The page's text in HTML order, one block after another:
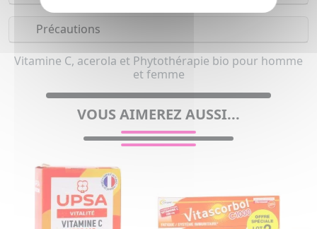
Précautions
Vitamine C, acerola et Phytothérapie bio pour homme
et femme
VOUS AIMEREZ AUSSI...